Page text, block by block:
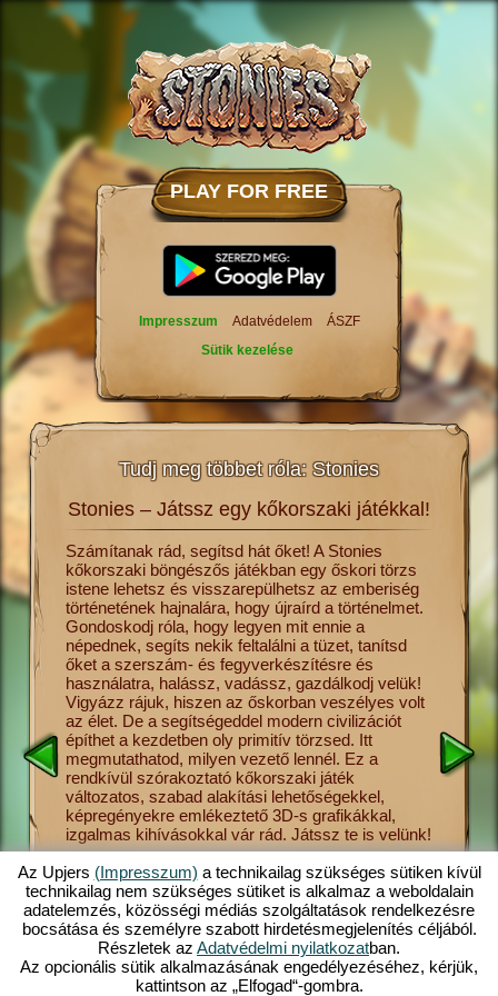
PLAY FOR FREE
Impresszum Adatvédelem
ÁSZF
Sütik kezelése
Tudj meg többet róla: Stonies
a
csak
más
el a
Tudj
Stonies – Játssz egy kőkorszaki játékkal!
Számítanak rád, segítsd hát őket! A Stonies
kőkorszaki böngészős játékban egy őskori törzs
istene lehetsz és visszarepülhetsz az emberiség
történetének hajnalára, hogy újraírd a történelmet.
Gondoskodj róla, hogy legyen mit ennie a
népednek, segíts nekik feltalálni a tüzet, tanítsd
őket a szerszám- és fegyverkészítésre és
használatra, halássz, vadássz, gazdálkodj velük!
Vigyázz rájuk, hiszen az őskorban veszélyes volt
az élet. De a segítségeddel modern civilizációt
építhet a kezdetben oly primitív törzsed. Itt
megmutathatod, milyen vezető lennél. Ez a
rendkívül szórakoztató kőkorszaki játék
változatos, szabad alakítási lehetőségekkel,
képregényekre emlékeztető 3D-s grafikákkal,
izgalmas kihívásokkal vár rád. Játssz te is velünk!
ha úgy
ebben
a
vallást,
Stonies
a
törzsed
Az Upjers (Impresszum) a technikailag szükséges sütiken kívül
technikailag nem szükséges sütiket is alkalmaz a weboldalain
adatelemzés, közösségi médiás szolgáltatások rendelkezésre
bocsátása és személyre szabott hirdetésmegjelenítés céljából.
Részletek az Adatvédelmi nyilatkozatban.
Az opcionális sütik alkalmazásának engedélyezéséhez, kérjük,
kattintson az „Elfogad“-gombra.